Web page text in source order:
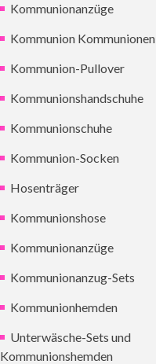
Kommunionanzüge
Kommunion Kommunionen
Kommunion-Pullover
Kommunionshandschuhe
Kommunionschuhe
Kommunion-Socken
Hosenträger
Kommunionshose
Kommunionanzüge
Kommunionanzug-Sets
Kommunionhemden
Unterwäsche-Sets und
Kommunionshemden